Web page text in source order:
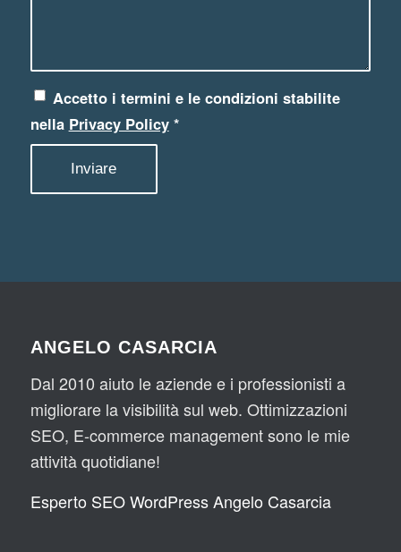
Accetto i termini e le condizioni stabilite
nella Privacy Policy *
ANGELO CASARCIA
Dal 2010 aiuto le aziende e i professionisti a
migliorare la visibilità sul web. Ottimizzazioni
SEO, E-commerce management sono le mie
attività quotidiane!
Esperto SEO WordPress Angelo Casarcia